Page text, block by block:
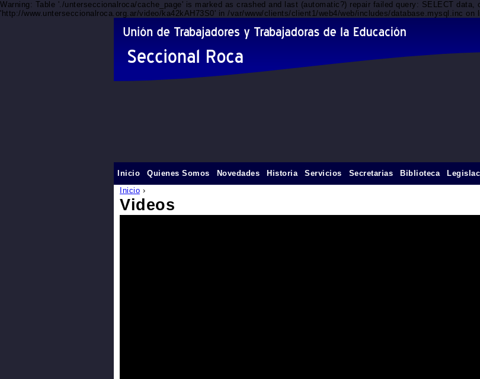
Warning: Table './unterseccionalroca/cache_page' is marked as crashed and last (automatic?) repair failed query: SELECT
'http://www.unterseccionalroca.org.ar/video/ka42kAH73S0' in /var/www/clients/client1/web4/web/includes/database.mysql.inc on
Inicio ›
Videos
Inicio Quienes Somos Novedades Historia Servicios Secretarias Biblioteca